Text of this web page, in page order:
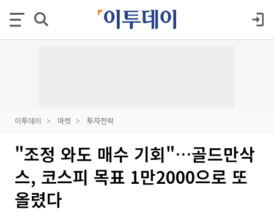
이투데이 마켓 투자전략
"조정 와도 매수 기회"…골드만삭
스, 코스피 목표 1만2000으로 또
올렸다